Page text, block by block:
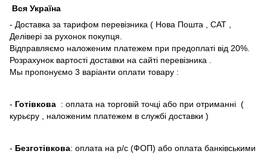
Вся Україна
- Доставка за тарифом перевізника ( Нова Пошта , САТ ,
Делівері за рухонок покупця.
Відправляємо наложеним платежем при предоплаті від 20%.
Розрахунок вартості доставки на сайті перевізника .
Мы пропонуємо 3 варіанти оплати товару :
- Готівкова : оплата на торговій точці або при отриманні (
курьєру , наложеним платежем в службі доставки )
- Безготівкова: оплата на р/с (ФОП) або оплата банківськими